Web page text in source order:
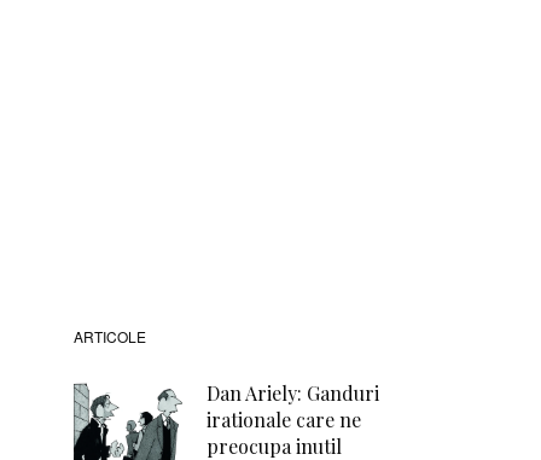
ARTICOLE
Dan Ariely: Ganduri
irationale care ne
preocupa inutil